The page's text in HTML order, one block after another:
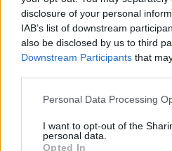
disclosure of your personal
IAB’s list of downstream
also be disclosed by us to third
Downstream Participants that
Personal Data Processing
I want to opt-out of the
personal data.
Opted In